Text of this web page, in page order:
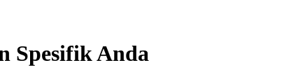
Spesifik Anda